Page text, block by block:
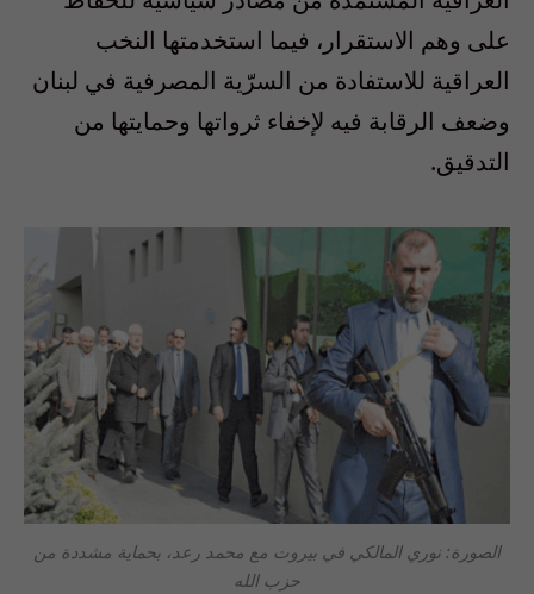
على وهم الاستقرار، فيما استخدمتها النخب
العراقية للاستفادة من السرّية المصرفية في لبنان
وضعف الرقابة فيه لإخفاء ثرواتها وحمايتها من
التدقيق.
الصورة: نوري المالكي في بيروت مع محمد رعد، بحماية مشددة من
حزب الله